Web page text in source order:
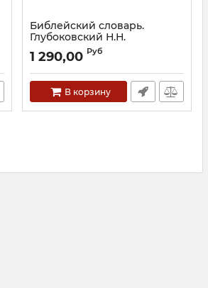
Библейский словарь.
Глубоковский Н.Н.
Артикул: 28285
1 290,00 Руб
В корзину